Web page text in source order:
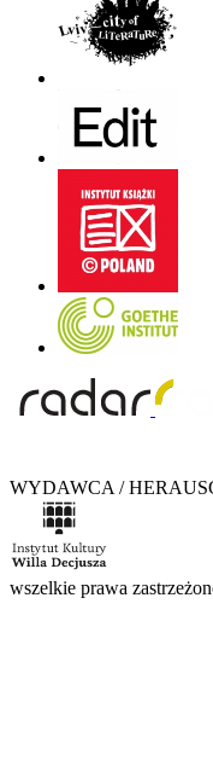
WYDAWCA /
wszelkie prawa